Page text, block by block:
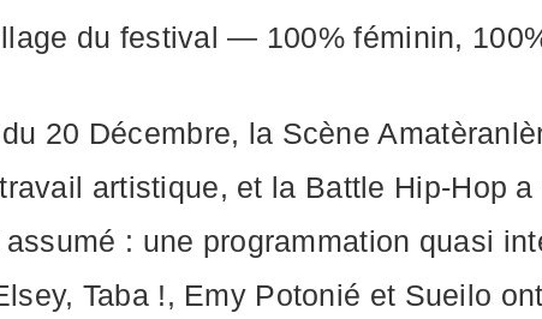
du festival — 100% féminin,
20 Décembre, la Scène
artistique, et la Battle Hip-Hop
: une programmation quasi
Taba !, Emy Potonié et Sueilo